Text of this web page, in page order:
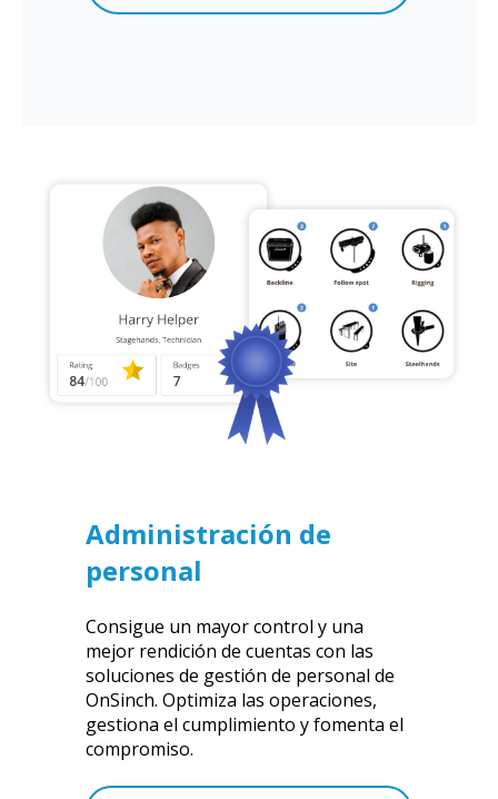
Administración de
personal
Consigue un mayor control y una
mejor rendición de cuentas con las
soluciones de gestión de personal de
OnSinch. Optimiza las operaciones,
gestiona el cumplimiento y fomenta el
compromiso.